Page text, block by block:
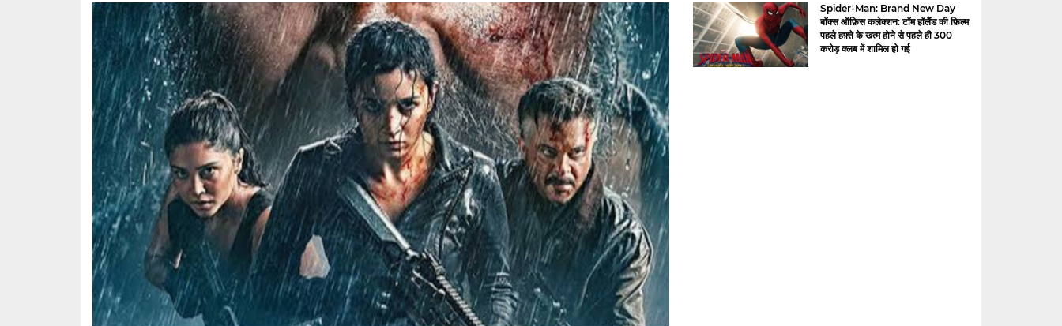
Spider-Man: Brand New Day
बॉक्स ऑफ़िस कलेक्शन: टॉम हॉलैंड की फ़िल्म
पहले हफ़्ते के खत्म होने से पहले ही 300
करोड़ क्लब में शामिल हो गई